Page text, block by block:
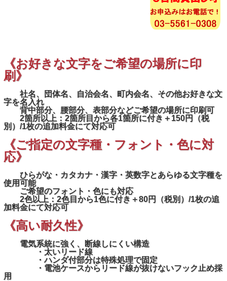
《お好きな文字をご希望の場所に印
刷》
社名、団体名、自治会名、町内会名、その他お好きな文
字を名入れ
背中部分、腰部分、表部分などご希望の場所に印刷可
2箇所以上：2箇所目から各1箇所に付き＋150円（税
別）/1枚の追加料金にて対応可
《ご指定の文字種・フォント・色に対
応》
ひらがな・カタカナ・漢字・英数字とあらゆる文字種を
使用可能
ご希望のフォント・色にも対応
2色以上：2色目から1色に付き＋80円（税別）/1枚の追
加料金にて対応可
《高い耐久性》
電気系統に強く、断線しにくい構造
・太いリード線
・ハンダ付部分は特殊処理で固定
・電池ケースからリード線が抜けないフック止め採
用